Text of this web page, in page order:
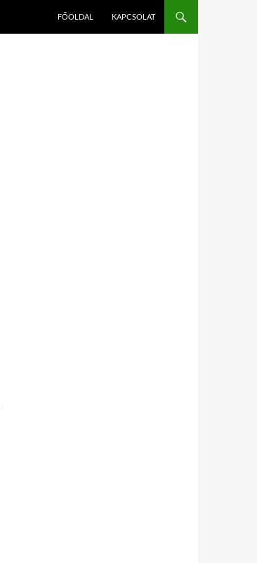
FŐOLDAL KAPCSOLAT